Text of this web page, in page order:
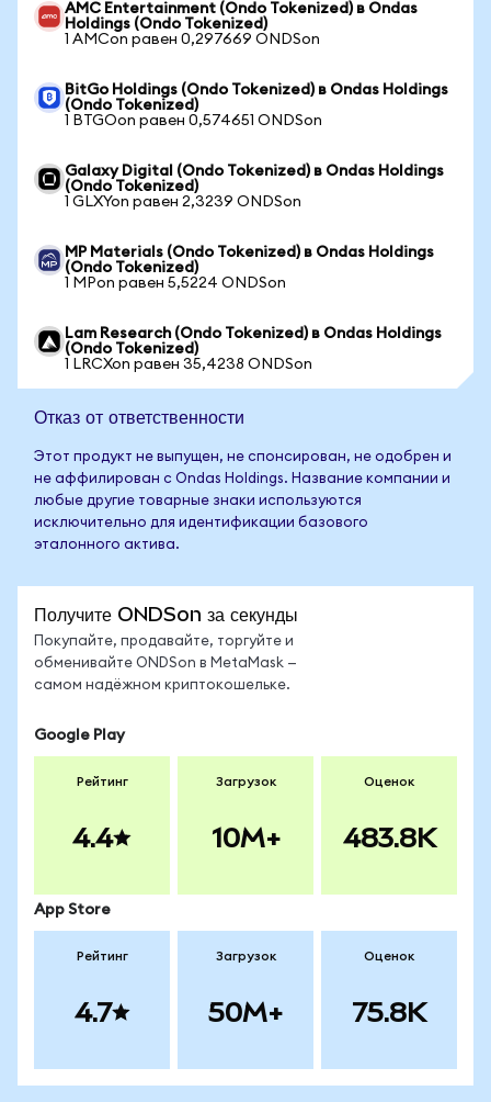
AMC Entertainment (Ondo Tokenized) в Ondas
Holdings (Ondo Tokenized)
1 AMCon равен 0,297669 ONDSon
BitGo Holdings (Ondo Tokenized) в Ondas Holdings
(Ondo Tokenized)
1 BTGOon равен 0,574651 ONDSon
Galaxy Digital (Ondo Tokenized) в Ondas Holdings
(Ondo Tokenized)
1 GLXYon равен 2,3239 ONDSon
MP Materials (Ondo Tokenized) в Ondas Holdings
(Ondo Tokenized)
1 MPon равен 5,5224 ONDSon
Lam Research (Ondo Tokenized) в Ondas Holdings
(Ondo Tokenized)
1 LRCXon равен 35,4238 ONDSon
Отказ от ответственности
Этот продукт не выпущен, не спонсирован, не одобрен и
не аффилирован с Ondas Holdings. Название компании и
любые другие товарные знаки используются
исключительно для идентификации базового
эталонного актива.
Получите ONDSon за секунды
Покупайте, продавайте, торгуйте и
обменивайте ONDSon в MetaMask —
самом надёжном криптокошельке.
Google Play
Рейтинг
4.4
Загрузок
10M+
Оценок
483.8K
App Store
Рейтинг
4.7
Загрузок
50M+
Оценок
75.8K